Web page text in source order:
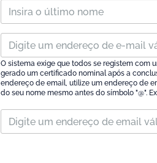
O sistema exige que todos se registem com
gerado um certificado nominal após a
endereço de email, utilize um endereço de
do seu nome mesmo antes do símbolo "@".